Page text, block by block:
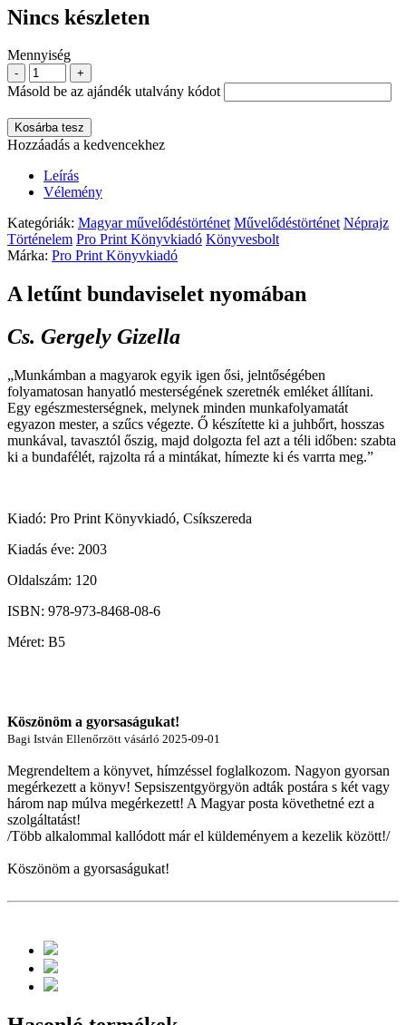
Nincs készleten
Mennyiség
- +
Másold be az ajándék utalvány kódot
Kosárba tesz
Hozzáadás a kedvencekhez
Leírás
Vélemény
Kategóriák: Magyar művelődéstörténet Művelődéstörténet Néprajz
Történelem Pro Print Könyvkiadó Könyvesbolt
Márka: Pro Print Könyvkiadó
A letűnt bundaviselet nyomában
Cs. Gergely Gizella
„Munkámban a magyarok egyik igen ősi, jelntőségében
folyamatosan hanyatló mesterségének szeretnék emléket állítani.
Egy egészmesterségnek, melynek minden munkafolyamatát
egyazon mester, a szűcs végezte. Ő készítette ki a juhbőrt, hosszas
munkával, tavasztól őszig, majd dolgozta fel azt a téli időben: szabta
ki a bundafélét, rajzolta rá a mintákat, hímezte ki és varrta meg.”
Kiadó: Pro Print Könyvkiadó, Csíkszereda
Kiadás éve: 2003
Oldalszám: 120
ISBN: 978-973-8468-08-6
Méret: B5
Köszönöm a gyorsaságukat!
Bagi István Ellenőrzött vásárló 2025-09-01
Megrendeltem a könyvet, hímzéssel foglalkozom. Nagyon gyorsan
megérkezett a könyv! Sepsiszentgyörgyön adták postára s két vagy
három nap múlva megérkezett! A Magyar posta követhetné ezt a
szolgáltatást!
/Több alkalommal kallódott már el küldeményem a kezelik között!/
Köszönöm a gyorsaságukat!